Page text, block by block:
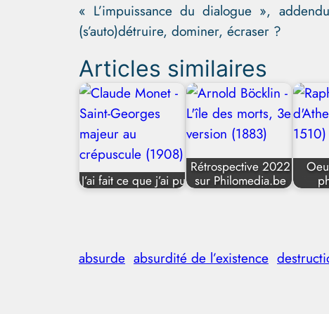
« L’impuissance du dialogue »,
(s’auto)détruire, dominer, écraser ?
Articles similaires
J’ai fait ce que j’ai pu
Rétrospective 2022
sur Philomedia.be
absurde absurdité de l’existence